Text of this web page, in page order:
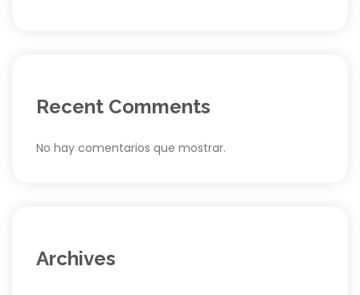
Recent Comments
No hay comentarios que mostrar.
Archives